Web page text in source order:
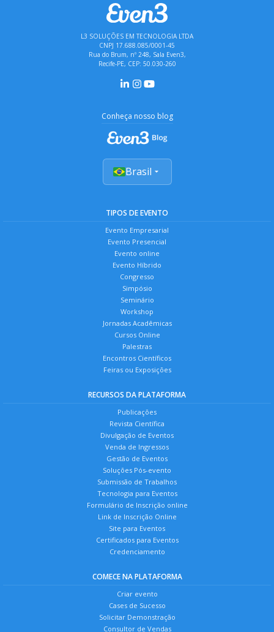
L3 SOLUÇÕES EM TECNOLOGIA LTDA
CNPJ 17.688.085/0001-45
Rua do Brum, nº 248, Sala Even3,
Recife-PE, CEP: 50.030-260
Conheça nosso blog
Brasil
TIPOS DE EVENTO
Evento Empresarial
Evento Presencial
Evento online
Evento Híbrido
Congresso
Simpósio
Seminário
Workshop
Jornadas Acadêmicas
Cursos Online
Palestras
Encontros Científicos
Feiras ou Exposições
RECURSOS DA PLATAFORMA
Publicações
Revista Científica
Divulgação de Eventos
Venda de Ingressos
Gestão de Eventos
Soluções Pós-evento
Submissão de Trabalhos
Tecnologia para Eventos
Formulário de Inscrição online
Link de Inscrição Online
Site para Eventos
Certificados para Eventos
Credenciamento
COMECE NA PLATAFORMA
Criar evento
Cases de Sucesso
Solicitar Demonstração
Consultor de Vendas